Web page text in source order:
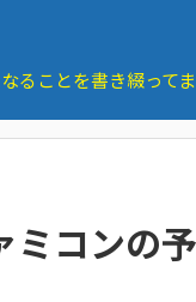
ることを書き綴って
ミコンの